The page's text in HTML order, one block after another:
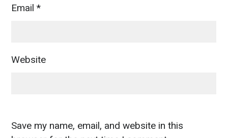
Email*
Website
Save my name, email, and website in this